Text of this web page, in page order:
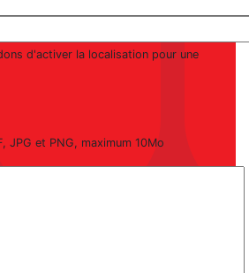
d'activer la localisation pour une
JPG et PNG, maximum 10Mo